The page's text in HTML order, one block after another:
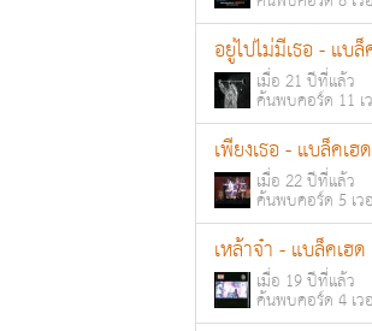
อยู่ไปไม่มีเธอ - แบ
เมื่อ 21 ปีที่แล้ว
ค้นพบคอร์ด 11 เ
เพียงเธอ - แบล็คเ
เมื่อ 22 ปีที่แล้ว
ค้นพบคอร์ด 5 เว
เหล้าจ๋า - แบล็คเฮ
เมื่อ 19 ปีที่แล้ว
ค้นพบคอร์ด 4 เว